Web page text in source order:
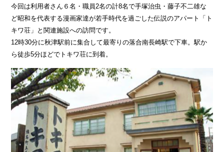
今回は利用者さん６名・職員2名の計8名で手塚治虫・藤子不二雄な
ど昭和を代表する漫画家達が若手時代を過ごした伝説のアパート「ト
キワ荘」と関連施設への訪問です。
12時30分に秋津駅前に集合して最寄りの落合南長崎駅で下車。駅か
ら徒歩5分ほどでトキワ荘に到着。